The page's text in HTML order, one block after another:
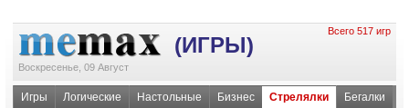
(ИГРЫ)
Воскресенье, 09 Август
Всего 517 игр
Игры Логические Настольные Бизнес Стрелялки
Бегалки